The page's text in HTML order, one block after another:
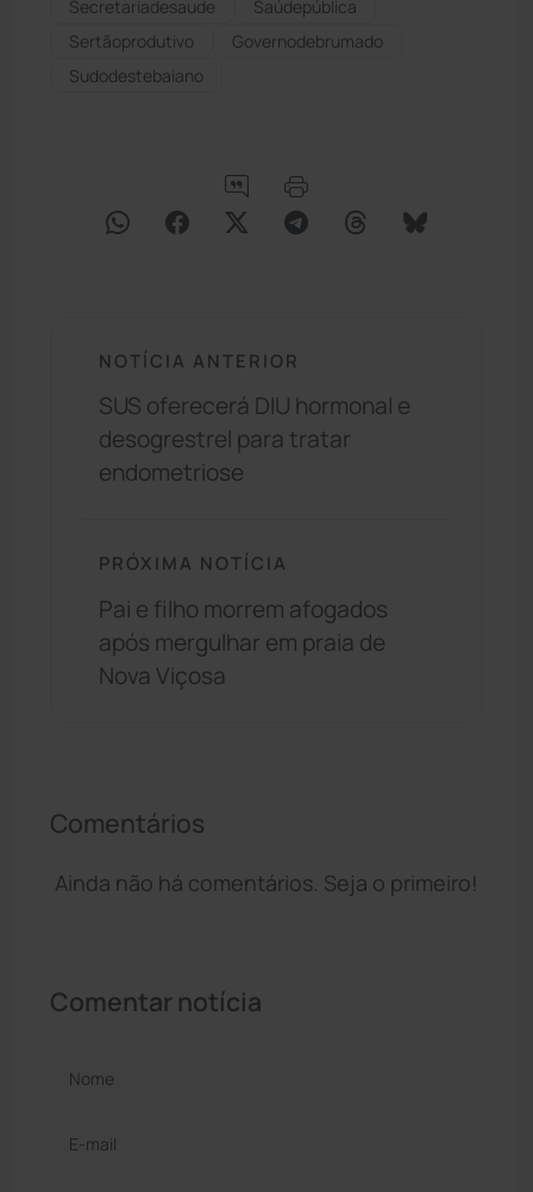
secretariadesaude
Saúdepública
Sertãoprodutivo
Governodebrumado
Sudodestebaiano
NOTÍCIA ANTERIOR
SUS oferecerá DIU hormonal e
desogrestrel para tratar
endometriose
PRÓXIMA NOTÍCIA
Pai e filho morrem afogados
após mergulhar em praia de
Nova Viçosa
Comentários
Ainda não há comentários. Seja o primeiro!
Comentar notícia